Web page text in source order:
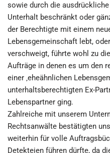
sowie durch die
Unterhalt beschränkt oder
der Berechtigte mit einem
Lebensgemeinschaft lebt,
verschweigt, führte wohl zu
Aufträge in denen es um den
einer ‚eheähnlichen
unterhaltsberechtigten Ex-
Lebenspartner ging.
Zahlreiche mit unserem
Rechtsanwälte bestätigten
weiterhin für volle
Detekteien führen dürfte, da